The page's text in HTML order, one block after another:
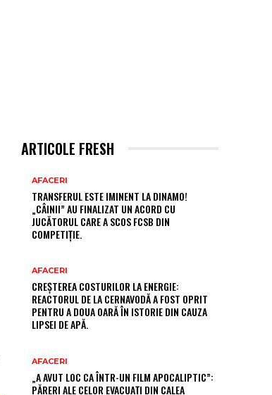
ARTICOLE FRESH
AFACERI
TRANSFERUL ESTE IMINENT LA DINAMO!
„CÂINII” AU FINALIZAT UN ACORD CU
JUCĂTORUL CARE A SCOS FCSB DIN
COMPETIȚIE.
AFACERI
CREȘTEREA COSTURILOR LA ENERGIE:
REACTORUL DE LA CERNAVODĂ A FOST OPRIT
PENTRU A DOUA OARĂ ÎN ISTORIE DIN CAUZA
LIPSEI DE APĂ.
AFACERI
„A AVUT LOC CA ÎNTR-UN FILM APOCALIPTIC”:
PĂRERI ALE CELOR EVACUAȚI DIN CALEA